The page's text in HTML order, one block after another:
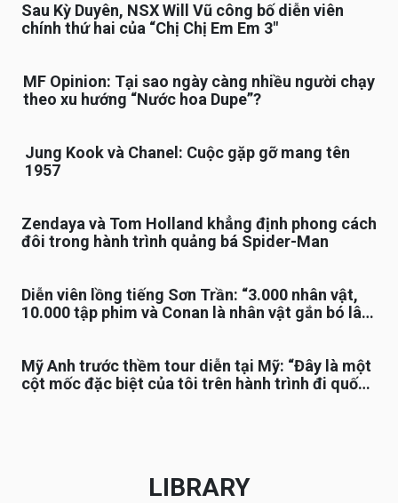
Sau Kỳ Duyên, NSX Will Vũ công bố diễn viên
chính thứ hai của “Chị Chị Em Em 3″
MF Opinion: Tại sao ngày càng nhiều người chạy
theo xu hướng “Nước hoa Dupe”?
Jung Kook và Chanel: Cuộc gặp gỡ mang tên
1957
Zendaya và Tom Holland khẳng định phong cách
đôi trong hành trình quảng bá Spider-Man
Diễn viên lồng tiếng Sơn Trần: “3.000 nhân vật,
10.000 tập phim và Conan là nhân vật gắn bó lâu
Mỹ Anh trước thềm tour diễn tại Mỹ: “Đây là một
cột mốc đặc biệt của tôi trên hành trình đi quốc
LIBRARY